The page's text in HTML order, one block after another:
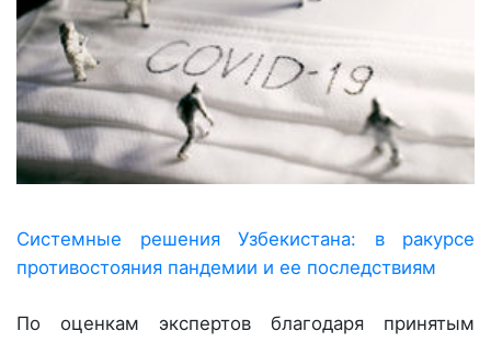
Системные решения Узбекистана: в ракурсе
противостояния пандемии и ее последствиям
По оценкам экспертов благодаря принятым